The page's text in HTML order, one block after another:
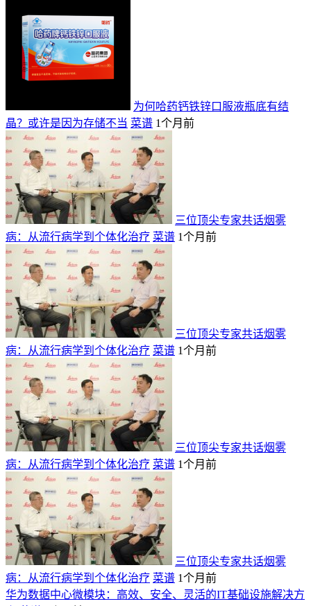
为何哈药钙铁锌口服液瓶底有结
晶？或许是因为存储不当 菜谱 1个月前
三位顶尖专家共话烟雾
病：从流行病学到个体化治疗 菜谱 1个月前
三位顶尖专家共话烟雾
病：从流行病学到个体化治疗 菜谱 1个月前
三位顶尖专家共话烟雾
病：从流行病学到个体化治疗 菜谱 1个月前
三位顶尖专家共话烟雾
病：从流行病学到个体化治疗 菜谱 1个月前
华为数据中心微模块：高效、安全、灵活的IT基础设施解决方